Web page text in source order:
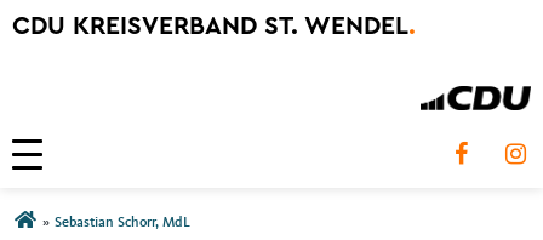
CDU KREISVERBAND ST. WENDEL.
Toggle navigation
Sie sind hier
» Sebastian Schorr, MdL